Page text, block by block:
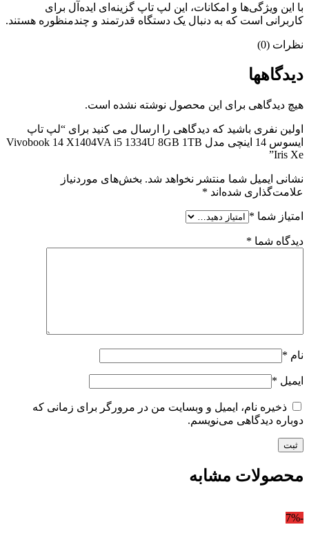
با این ویژگی‌ها و امکانات، این لپ تاپ گزینه‌ای ایده‌آل برای
کاربرانی است که به دنبال یک دستگاه قدرتمند و چندمنظوره هستند.
نظرات (0)
دیدگاهها
هیچ دیدگاهی برای این محصول نوشته نشده است.
اولین نفری باشید که دیدگاهی را ارسال می کنید برای “لپ تاپ
ایسوس 14 اینچی مدل Vivobook 14 X1404VA i5 1334U 8GB 1TB
Iris Xe”
نشانی ایمیل شما منتشر نخواهد شد. بخش‌های موردنیاز
علامت‌گذاری شده‌اند *
امتیاز شما *
دیدگاه شما *
نام *
ایمیل *
ذخیره نام، ایمیل و وبسایت من در مرورگر برای زمانی که
دوباره دیدگاهی می‌نویسم.
محصولات مشابه
-7%